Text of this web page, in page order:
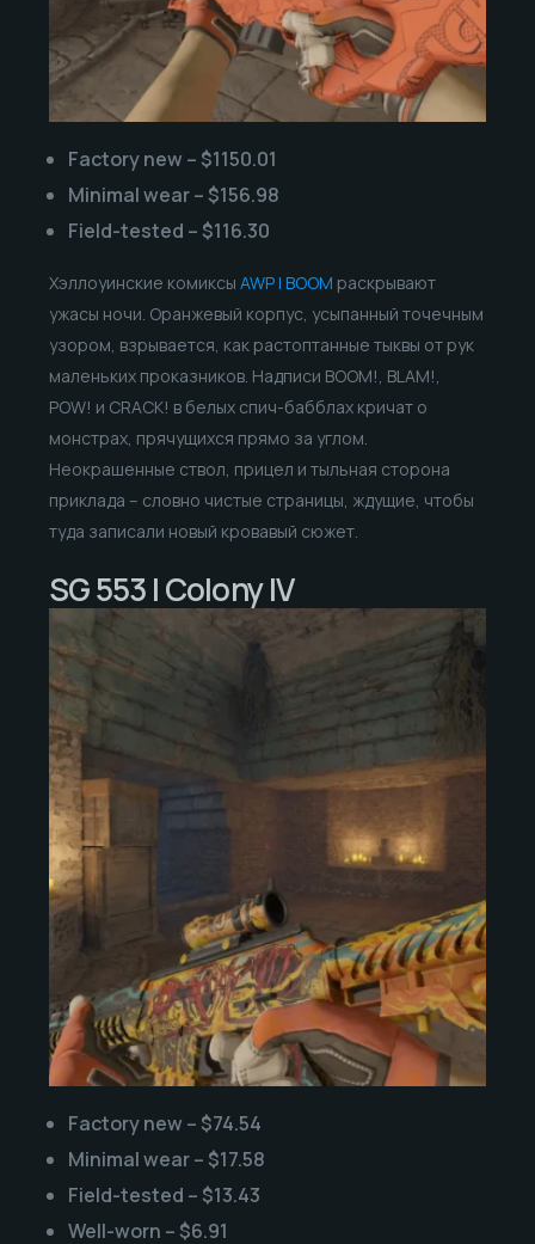
Factory new – $1150.01
Minimal wear – $156.98
Field-tested – $116.30
Хэллоуинские комиксы AWP | BOOM раскрывают
ужасы ночи. Оранжевый корпус, усыпанный точечным
узором, взрывается, как растоптанные тыквы от рук
маленьких проказников. Надписи BOOM!, BLAM!,
POW! и CRACK! в белых спич-бабблах кричат о
монстрах, прячущихся прямо за углом.
Неокрашенные ствол, прицел и тыльная сторона
приклада – словно чистые страницы, ждущие, чтобы
туда записали новый кровавый сюжет.
SG 553 | Colony IV
Factory new – $74.54
Minimal wear – $17.58
Field-tested – $13.43
Well-worn – $6.91